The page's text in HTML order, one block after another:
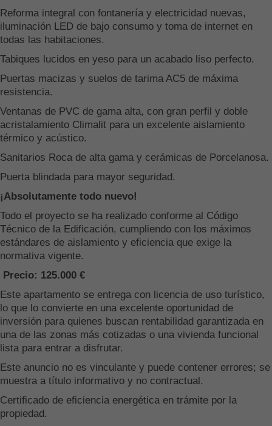
Reforma integral con fontanería y electricidad nuevas,
iluminación LED de bajo consumo y toma de internet en
todas las habitaciones.
Tabiques lucidos en yeso para un acabado liso perfecto.
Puertas macizas y suelos de tarima AC5 de máxima
resistencia.
Ventanas de PVC de gama alta, con gran perfil y doble
acristalamiento Climalit para un excelente aislamiento
térmico y acústico.
Sanitarios Roca de alta gama y cerámicas de Porcelanosa.
Puerta blindada para mayor seguridad.
¡Absolutamente todo nuevo!
Todo el proyecto se ha realizado conforme al Código
Técnico de la Edificación, cumpliendo con los máximos
estándares de aislamiento y eficiencia que exige la
normativa vigente.
Precio: 125.000 €
Este apartamento se entrega con licencia de uso turístico,
lo que lo convierte en una excelente oportunidad de
inversión para quienes buscan rentabilidad garantizada en
una de las zonas más cotizadas o una vivienda funcional
lista para entrar a disfrutar.
Este anuncio no es vinculante y puede contener errores; se
muestra a título informativo y no contractual.
Certificado de eficiencia energética en trámite por la
propiedad.